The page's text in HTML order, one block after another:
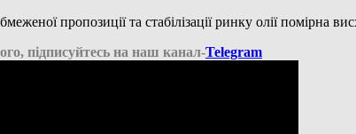
пропозиції та стабілізації ринку олії помірна
підписуйтесь на наш канал-Telegram